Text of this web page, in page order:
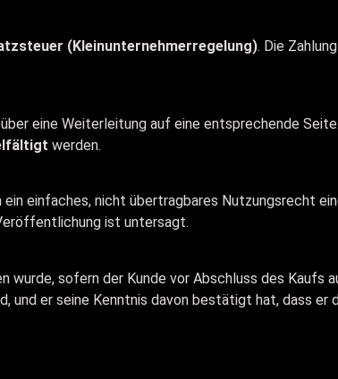
(Kleinunternehmerregelung). Die
eine Weiterleitung auf eine entsprechende Seite.
werden.
einfaches, nicht übertragbares Nutzungsrecht
ist untersagt.
wurde, sofern der Kunde vor Abschluss des Kaufs
und er seine Kenntnis davon bestätigt hat, dass er